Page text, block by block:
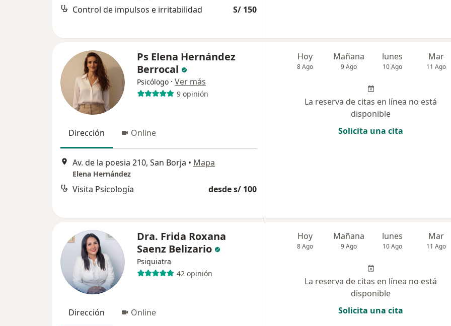
Control de impulsos e irritabilidad S/ 150
Ps Elena Hernández
Berrocal
Psicólogo · Ver más
9 opinión
Dirección Online
Av. de la poesia 210, San Borja • Mapa
Elena Hernández
Visita Psicología desde s/ 100
Hoy
8 Ago
Mañana
9 Ago
lunes
10 Ago
Mar
11 Ago
La reserva de citas en línea no está
disponible
Solicita una cita
Dra. Frida Roxana
Saenz Belizario
Psiquiatra
42 opinión
Dirección Online
Hoy
8 Ago
Mañana
9 Ago
lunes
10 Ago
Mar
11 Ago
La reserva de citas en línea no está
disponible
Solicita una cita